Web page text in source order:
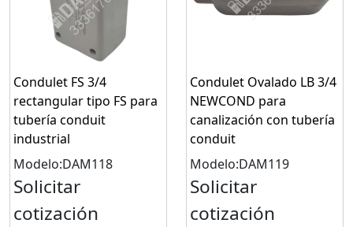
Condulet FS 3/4
rectangular tipo FS para
tubería conduit
industrial
Modelo:DAM118
Solicitar
cotización
Condulet Ovalado LB 3/4
NEWCOND para
canalización con tubería
conduit
Modelo:DAM119
Solicitar
cotización